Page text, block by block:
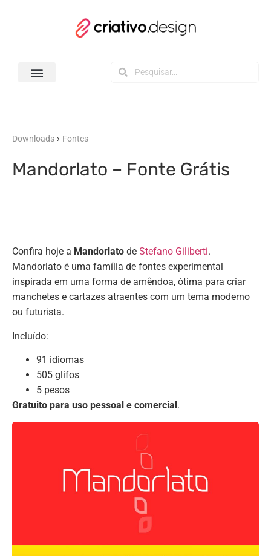
Downloads › Fontes
Mandorlato – Fonte Grátis
Confira hoje a Mandorlato de Stefano Giliberti.
Mandorlato é uma família de fontes experimental
inspirada em uma forma de amêndoa, ótima para criar
manchetes e cartazes atraentes com um tema moderno
ou futurista.
Incluído:
91 idiomas
505 glifos
5 pesos
Gratuito para uso pessoal e comercial .